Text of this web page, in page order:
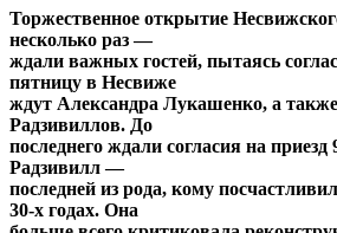
Торжественное открытие
несколько раз —
ждали важных гостей, пытаясь
пятницу в Несвиже
ждут Александра Лукашенко, а
Радзивиллов. До
последнего ждали согласия на
Радзивилл —
последней из рода, кому
30-х годах. Она